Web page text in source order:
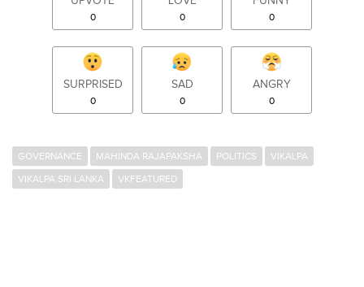
0 0 0
SURPRISED
0
SAD
0
ANGRY
0
GOVERNANCE MAHINDA RAJAPAKSHA POLITICS
VIKALPA
VIKALPA SRI LANKA
VKFEATURED